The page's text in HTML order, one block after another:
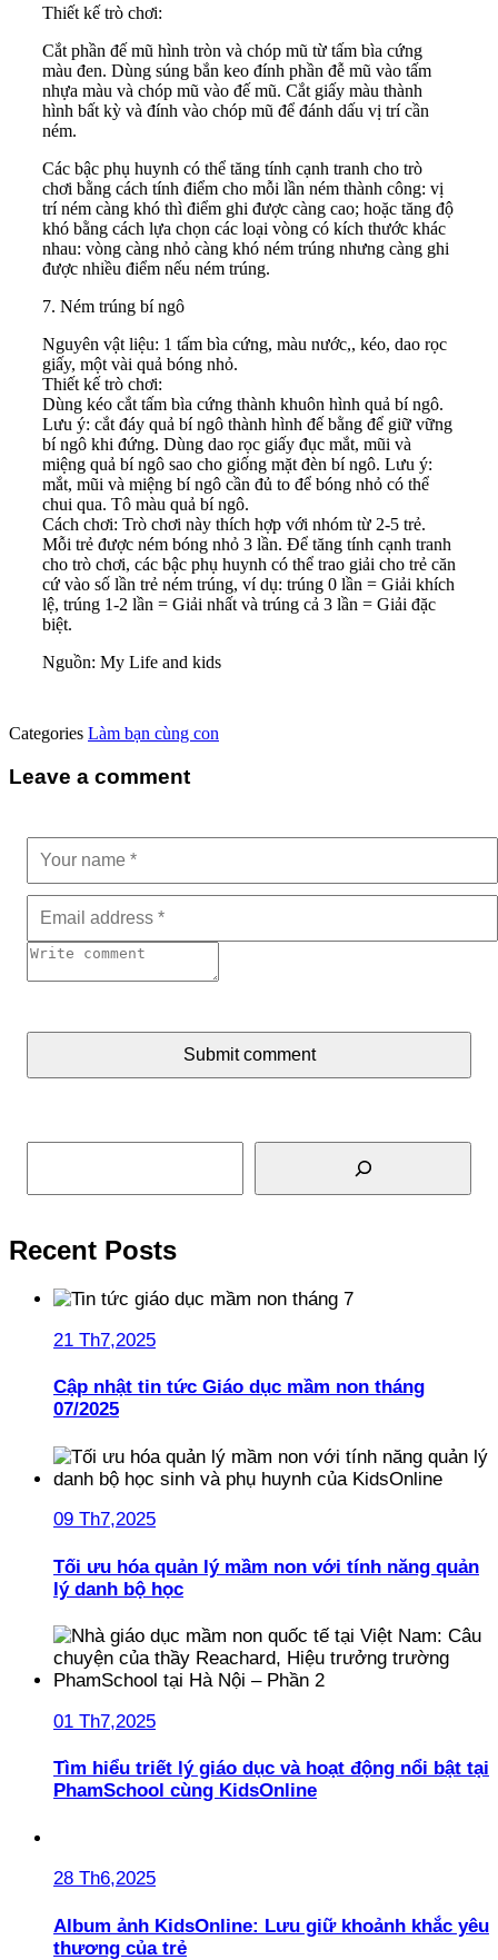
Thiết kế trò chơi:
Cắt phần đế mũ hình tròn và chóp mũ từ tấm bìa cứng
màu đen. Dùng súng bắn keo đính phần đễ mũ vào tấm
nhựa màu và chóp mũ vào đế mũ. Cắt giấy màu thành
hình bất kỳ và đính vào chóp mũ để đánh dấu vị trí cần
ném.
Các bậc phụ huynh có thể tăng tính cạnh tranh cho trò
chơi bằng cách tính điểm cho mỗi lần ném thành công: vị
trí ném càng khó thì điểm ghi được càng cao; hoặc tăng độ
khó bằng cách lựa chọn các loại vòng có kích thước khác
nhau: vòng càng nhỏ càng khó ném trúng nhưng càng ghi
được nhiều điểm nếu ném trúng.
7. Ném trúng bí ngô
Nguyên vật liệu: 1 tấm bìa cứng, màu nước,, kéo, dao rọc
giấy, một vài quả bóng nhỏ.
Thiết kế trò chơi:
Dùng kéo cắt tấm bìa cứng thành khuôn hình quả bí ngô.
Lưu ý: cắt đáy quả bí ngô thành hình đế bằng để giữ vững
bí ngô khi đứng. Dùng dao rọc giấy đục mắt, mũi và
miệng quả bí ngô sao cho giống mặt đèn bí ngô. Lưu ý:
mắt, mũi và miệng bí ngô cần đủ to để bóng nhỏ có thể
chui qua. Tô màu quả bí ngô.
Cách chơi: Trò chơi này thích hợp với nhóm từ 2-5 trẻ.
Mỗi trẻ được ném bóng nhỏ 3 lần. Để tăng tính cạnh tranh
cho trò chơi, các bậc phụ huynh có thể trao giải cho trẻ căn
cứ vào số lần trẻ ném trúng, ví dụ: trúng 0 lần = Giải khích
lệ, trúng 1-2 lần = Giải nhất và trúng cả 3 lần = Giải đặc
biệt.
Nguồn: My Life and kids
Categories Làm bạn cùng con
Leave a comment
Submit comment
Tìm kiếm
Recent Posts
21 Th7,2025
Cập nhật tin tức Giáo dục mầm non tháng
07/2025
09 Th7,2025
Tối ưu hóa quản lý mầm non với tính năng quản
lý danh bộ học
01 Th7,2025
Tìm hiểu triết lý giáo dục và hoạt động nổi bật tại
PhamSchool cùng KidsOnline
28 Th6,2025
Album ảnh KidsOnline: Lưu giữ khoảnh khắc yêu
thương của trẻ